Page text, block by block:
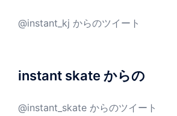
@instant_kj からのツイート
instant skate からの
@instant_skate からのツイート